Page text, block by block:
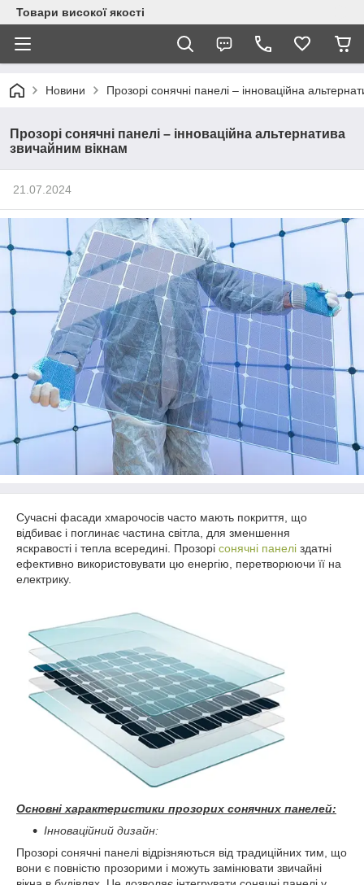
Товари високої якості
Новини Прозорі сонячні панелі – інноваційна
Прозорі сонячні панелі – інноваційна альтернатива
звичайним вікнам
21.07.2024
Сучасні фасади хмарочосів часто мають покриття, що
відбиває і поглинає частина світла, для зменшення
яскравості і тепла всередині. Прозорі сонячні панелі здатні
ефективно використовувати цю енергію, перетворюючи її на
електрику.
Основні характеристики прозорих сонячних панелей:
Інноваційний дизайн:
Прозорі сонячні панелі відрізняються від традиційних тим, що
вони є повністю прозорими і можуть замінювати звичайні